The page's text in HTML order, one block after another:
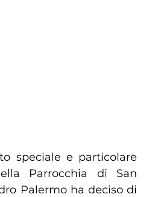
speciale e particolare
Parrocchia di San
Palermo ha deciso di